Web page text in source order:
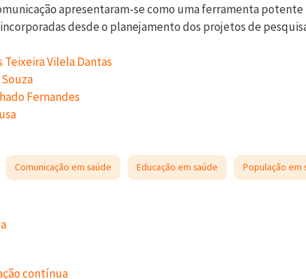
apresentaram-se como uma ferramenta
desde o planejamento dos projetos de
Teixeira Vilela Dantas
Fernandes
Comunicação em saúde Educação em saúde População em
contínua